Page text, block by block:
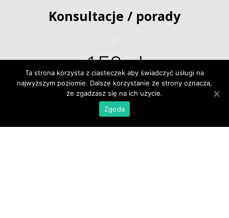
Konsultacje / porady
150 zł
ZA 50 MINUT
Ta strona korzysta z ciasteczek aby świadczyć usługi na
najwyższym poziomie. Dalsze korzystanie ze strony oznacza,
że zgadzasz się na ich użycie.
Zgoda